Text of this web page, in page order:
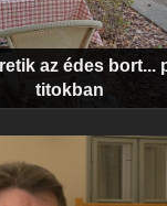
az édes bort...
titokban